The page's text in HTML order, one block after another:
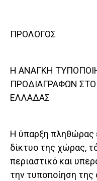
ΠΡΟΛΟΓΟΣ
Η ΑΝΑΓΚΗ
ΠΡΟΔΙΑΓΡΑΦΩΝ
ΕΛΛΑΔΑΣ
Η ύπαρξη πληθώρας
δίκτυο της χώρας,
περιαστικό και
την τυποποίηση της